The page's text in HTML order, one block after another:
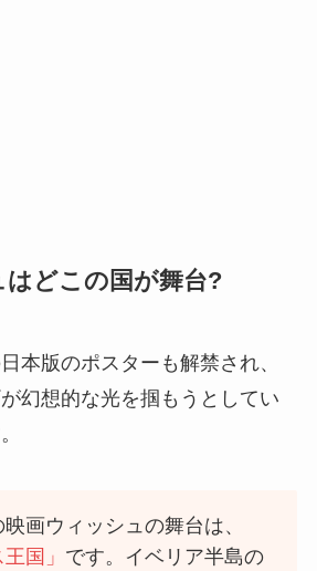
はどこの国が舞台?
本版のポスターも解禁され、
幻想的な光を掴もうとしてい
画ウィッシュの舞台は、
国」 です。イベリア半島の